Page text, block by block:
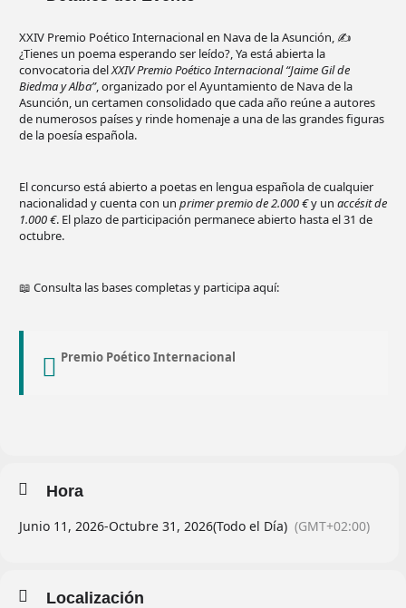
XXIV Premio Poético Internacional en Nava de la Asunción, ✍️
¿Tienes un poema esperando ser leído?, Ya está abierta la
convocatoria delXXIV Premio Poético Internacional “Jaime Gil de
Biedma y Alba”, organizado por el Ayuntamiento de Nava de la
Asunción, un certamen consolidado que cada año reúne a autores
de numerosos países y rinde homenaje a una de las grandes figuras
de la poesía española.
El concurso está abierto a poetas en lengua española de cualquier
nacionalidad y cuenta con un primer premio de 2.000 €y un accésit de
1.000 €. El plazo de participación permanece abierto hasta el 31 de
octubre.
📖 Consulta las bases completas y participa aquí:
Premio Poético Internacional
Hora
Junio 11, 2026-Octubre 31, 2026(Todo el Día) (GMT+02:00)
Localización